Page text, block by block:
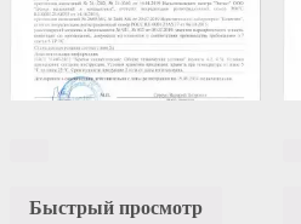
Быстрый просмотр